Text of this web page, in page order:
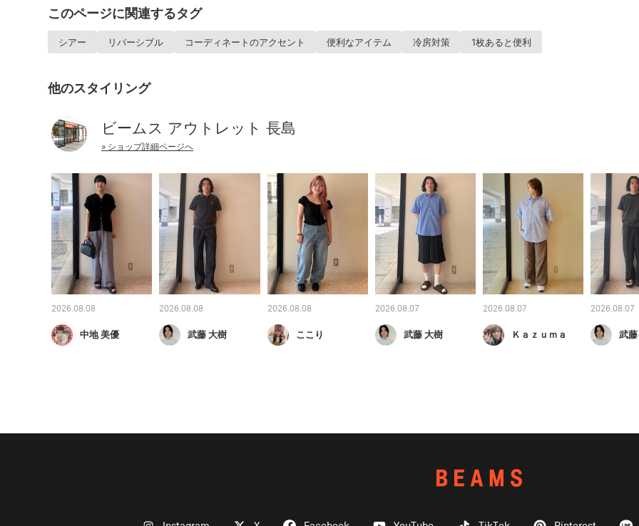
このページに関連するタグ
シアー リバーシブル コーディネートのアクセント 便利なアイテム 冷房対策 1枚あると便利
他のスタイリング
ビームス アウトレット 長島
» ショップ詳細ページへ
2026.08.08
中地 美優
2026.08.08
武藤 大樹
2026.08.08
ここり
2026.08.07
武藤 大樹
2026.08.07
Ｋａｚｕｍａ
2026.08.07
武